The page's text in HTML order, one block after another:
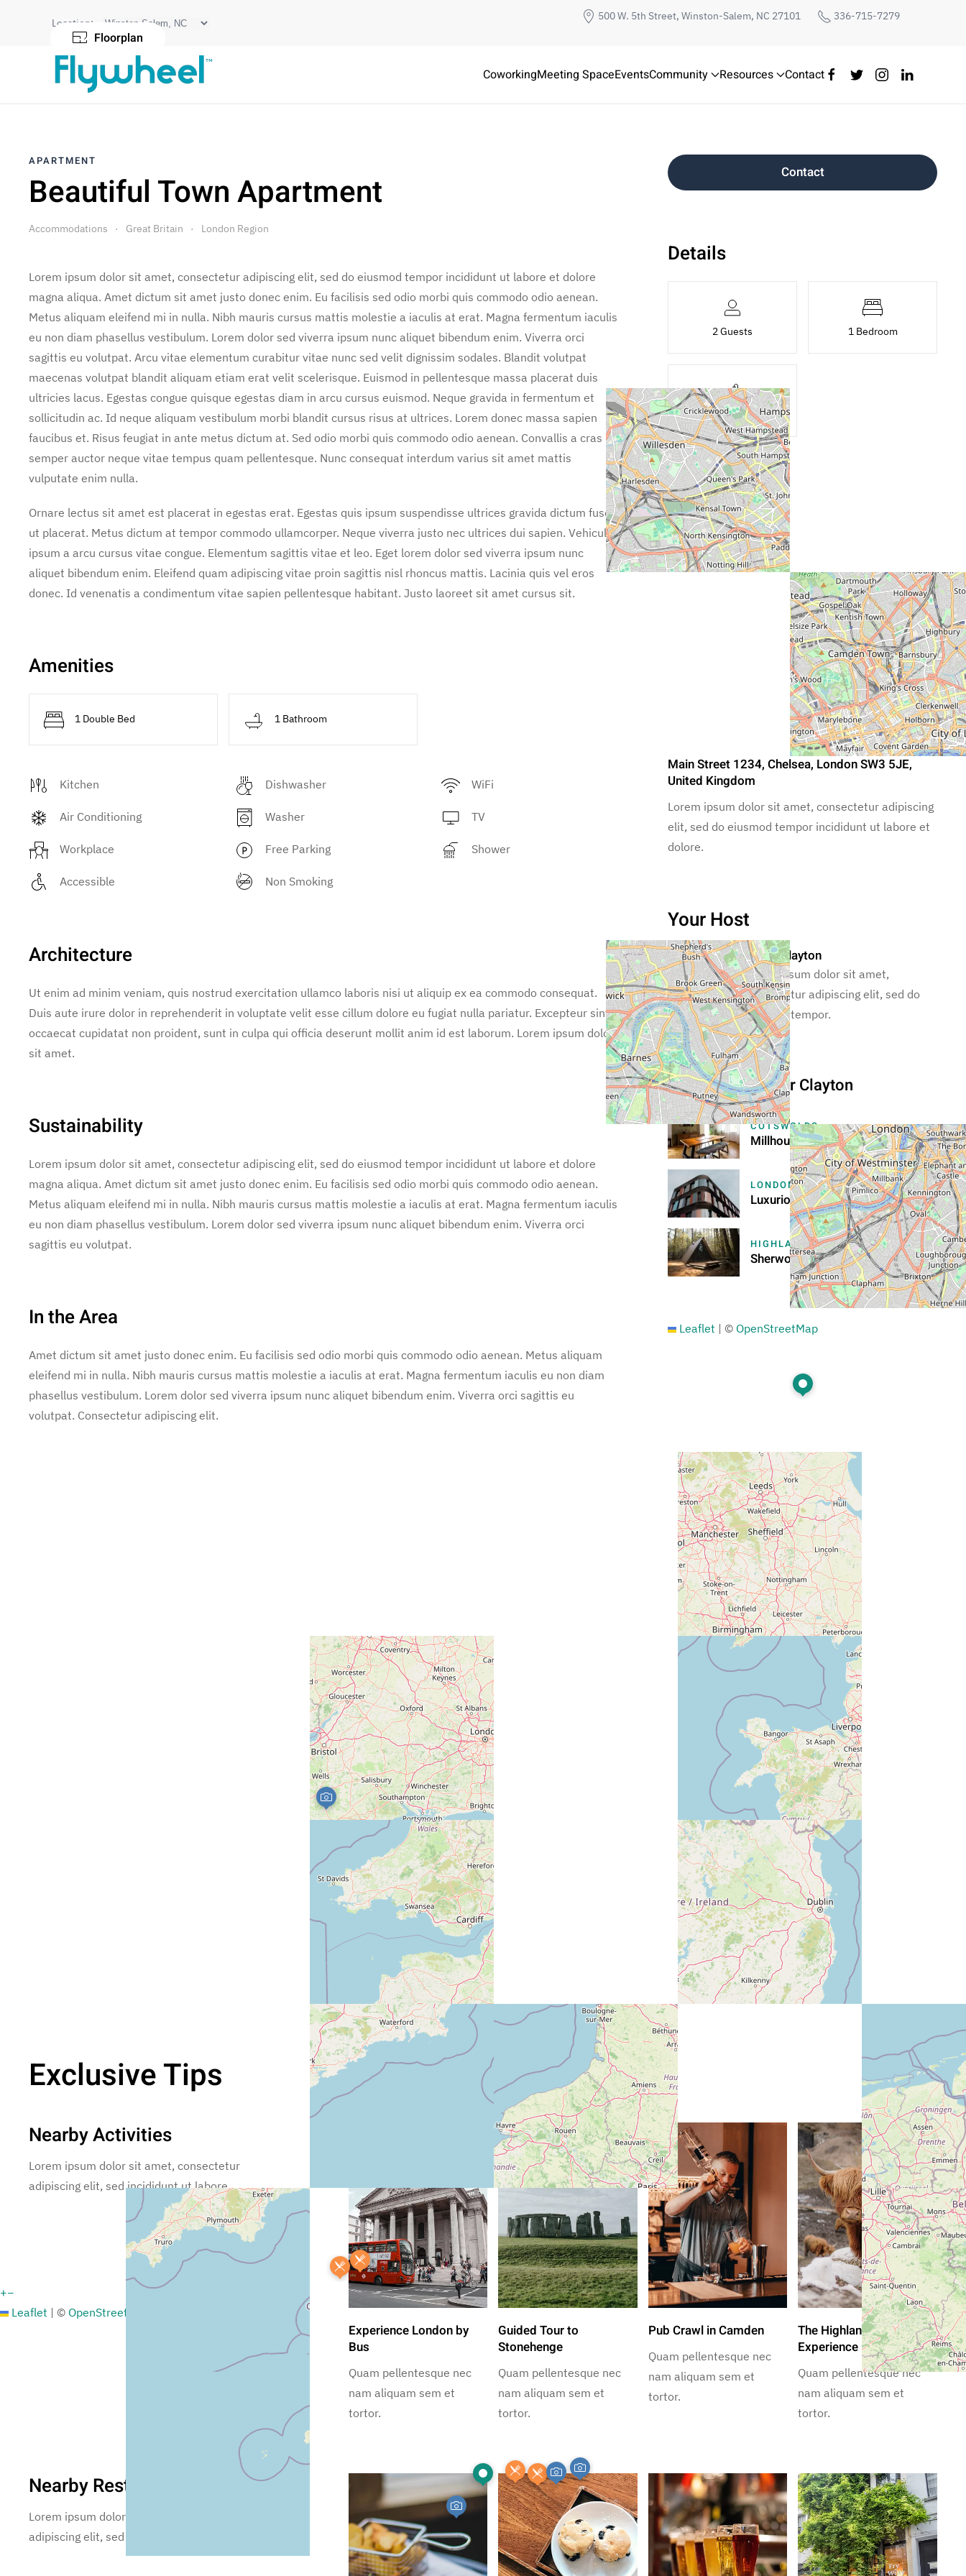
Location:
500 W. 5th Street, Winston-Salem, NC 27101 336-715-7279
CoworkingMeeting SpaceEventsCommunity Resources Contact
Floorplan
APARTMENT
Beautiful Town Apartment
Accommodations Great Britain London Region
Lorem ipsum dolor sit amet, consectetur adipiscing elit, sed do eiusmod tempor incididunt ut labore et dolore
magna aliqua. Amet dictum sit amet justo donec enim. Eu facilisis sed odio morbi quis commodo odio aenean.
Metus aliquam eleifend mi in nulla. Nibh mauris cursus mattis molestie a iaculis at erat. Magna fermentum iaculis
eu non diam phasellus vestibulum. Lorem dolor sed viverra ipsum nunc aliquet bibendum enim. Viverra orci
sagittis eu volutpat. Arcu vitae elementum curabitur vitae nunc sed velit dignissim sodales. Blandit volutpat
maecenas volutpat blandit aliquam etiam erat velit scelerisque. Euismod in pellentesque massa placerat duis
ultricies lacus. Egestas congue quisque egestas diam in arcu cursus euismod. Neque gravida in fermentum et
sollicitudin ac. Id neque aliquam vestibulum morbi blandit cursus risus at ultrices. Lorem donec massa sapien
faucibus et. Risus feugiat in ante metus dictum at. Sed odio morbi quis commodo odio aenean. Convallis a cras
semper auctor neque vitae tempus quam pellentesque. Nunc consequat interdum varius sit amet mattis
vulputate enim nulla.
Ornare lectus sit amet est placerat in egestas erat. Egestas quis ipsum suspendisse ultrices gravida dictum fusce
ut placerat. Metus dictum at tempor commodo ullamcorper. Neque viverra justo nec ultrices dui sapien. Vehicula
ipsum a arcu cursus vitae congue. Elementum sagittis vitae et leo. Eget lorem dolor sed viverra ipsum nunc
aliquet bibendum enim. Eleifend quam adipiscing vitae proin sagittis nisl rhoncus mattis. Lacinia quis vel eros
donec. Id venenatis a condimentum vitae sapien pellentesque habitant. Justo laoreet sit amet cursus sit.
Amenities
1 Double Bed 1 Bathroom
Kitchen Dishwasher WiFi
Air Conditioning Washer TV
Workplace Free Parking Shower
Accessible Non Smoking
Architecture
Ut enim ad minim veniam, quis nostrud exercitation ullamco laboris nisi ut aliquip ex ea commodo consequat.
Duis aute irure dolor in reprehenderit in voluptate velit esse cillum dolore eu fugiat nulla pariatur. Excepteur sint
occaecat cupidatat non proident, sunt in culpa qui officia deserunt mollit anim id est laborum. Lorem ipsum dolor
sit amet.
Sustainability
Lorem ipsum dolor sit amet, consectetur adipiscing elit, sed do eiusmod tempor incididunt ut labore et dolore
magna aliqua. Amet dictum sit amet justo donec enim. Eu facilisis sed odio morbi quis commodo odio aenean.
Metus aliquam eleifend mi in nulla. Nibh mauris cursus mattis molestie a iaculis at erat. Magna fermentum iaculis
eu non diam phasellus vestibulum. Lorem dolor sed viverra ipsum nunc aliquet bibendum enim. Viverra orci
sagittis eu volutpat.
In the Area
Amet dictum sit amet justo donec enim. Eu facilisis sed odio morbi quis commodo odio aenean. Metus aliquam
eleifend mi in nulla. Nibh mauris cursus mattis molestie a iaculis at erat. Magna fermentum iaculis eu non diam
phasellus vestibulum. Lorem dolor sed viverra ipsum nunc aliquet bibendum enim. Viverra orci sagittis eu
volutpat. Consectetur adipiscing elit.
Contact
Details
2 Guests 1 Bedroom
1 Bathroom
View all amenities
Location
Leaflet | © OpenStreetMap
Main Street 1234, Chelsea, London SW3 5JE,
United Kingdom
Lorem ipsum dolor sit amet, consectetur adipiscing
elit, sed do eiusmod tempor incididunt ut labore et
dolore.
Your Host
Trevor Clayton
Lorem ipsum dolor sit amet,
consectetur adipiscing elit, sed do
eiusmod tempor.
More From Trevor Clayton
COTSWOLDS
Millhouse Retreat
LONDON REGION
Luxurious Apartment in Chelsea
HIGHLANDS
Sherwood Glamping
+−
Leaflet | © OpenStreetMap
Exclusive Tips
Nearby Activities
Lorem ipsum dolor sit amet, consectetur
adipiscing elit, sed incididunt ut labore.
Experience London by
Bus
Quam pellentesque nec
nam aliquam sem et
tortor.
Guided Tour to
Stonehenge
Quam pellentesque nec
nam aliquam sem et
tortor.
Pub Crawl in Camden
Quam pellentesque nec
nam aliquam sem et
tortor.
The Highlands
Experience
Quam pellentesque nec
nam aliquam sem et
tortor.
Nearby Restaurants
Lorem ipsum dolor sit amet, consectetur
adipiscing elit, sed incididunt ut labore.